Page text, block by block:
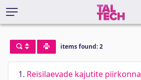
items found: 2
1. Reisilaevade kajutite piirkonna